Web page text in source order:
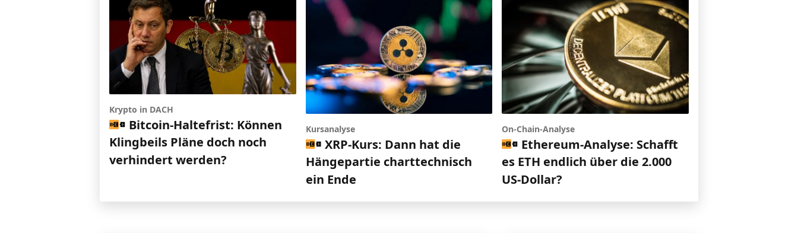
Krypto in DACH
Bitcoin-Haltefrist: Können
Klingbeils Pläne doch noch
verhindert werden?
Kursanalyse
XRP-Kurs: Dann hat die
Hängepartie charttechnisch
ein Ende
On-Chain-Analyse
Ethereum-Analyse: Schafft
es ETH endlich über die 2.000
US-Dollar?